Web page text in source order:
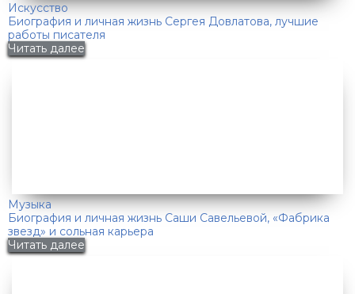
Искусство
Биография и личная жизнь Сергея Довлатова, лучшие
работы писателя
Читать далее
Музыка
Биография и личная жизнь Саши Савельевой, «Фабрика
звезд» и сольная карьера
Читать далее